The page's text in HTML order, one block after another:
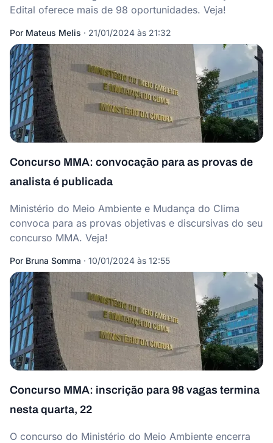
Edital oferece mais de 98 oportunidades. Veja!
Por Mateus Melis · 21/01/2024 às 21:32
Concurso MMA: convocação para as provas de
analista é publicada
Ministério do Meio Ambiente e Mudança do Clima
convoca para as provas objetivas e discursivas do seu
concurso MMA. Veja!
Por Bruna Somma · 10/01/2024 às 12:55
Concurso MMA: inscrição para 98 vagas termina
nesta quarta, 22
O concurso do Ministério do Meio Ambiente encerra